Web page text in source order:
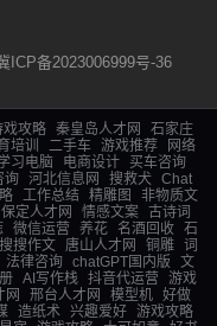
ICP备2023006999号-36
戏攻略 秦皇岛人才网
石家庄
培训 二手车 游戏推荐
网络
习电脑 电商设计
买车咨询
询 河北信息网 搜救犬 Chat
工作总结 精雕图
非物质文
保定人才网 情感文案
古诗词
微信运营 养花 名酒回收 石
搜搜作文 唐山人才网 铜雕 词
法律咨询 chatGPT国内版
文
AI写作栈 抖音代运营 游戏
网 邢台人才网 模型机 好做
造纸术 兴趣爱好
游戏攻略